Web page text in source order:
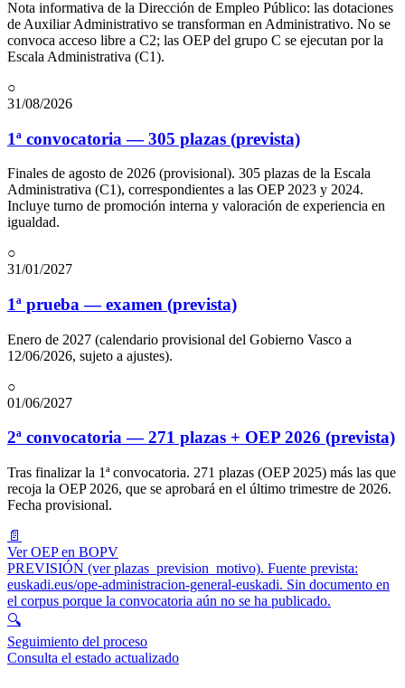
Nota informativa de la Dirección de Empleo Público: las dotaciones
de Auxiliar Administrativo se transforman en Administrativo. No se
convoca acceso libre a C2; las OEP del grupo C se ejecutan por la
Escala Administrativa (C1).
○
31/08/2026
1ª convocatoria — 305 plazas (prevista)
Finales de agosto de 2026 (provisional). 305 plazas de la Escala
Administrativa (C1), correspondientes a las OEP 2023 y 2024.
Incluye turno de promoción interna y valoración de experiencia en
igualdad.
○
31/01/2027
1ª prueba — examen (prevista)
Enero de 2027 (calendario provisional del Gobierno Vasco a
12/06/2026, sujeto a ajustes).
○
01/06/2027
2ª convocatoria — 271 plazas + OEP 2026 (prevista)
Tras finalizar la 1ª convocatoria. 271 plazas (OEP 2025) más las que
recoja la OEP 2026, que se aprobará en el último trimestre de 2026.
Fecha provisional.
📄
Ver OEP en BOPV
PREVISIÓN (ver plazas_prevision_motivo). Fuente prevista:
euskadi.eus/ope-administracion-general-euskadi. Sin documento en
el corpus porque la convocatoria aún no se ha publicado.
🔍
Seguimiento del proceso
Consulta el estado actualizado